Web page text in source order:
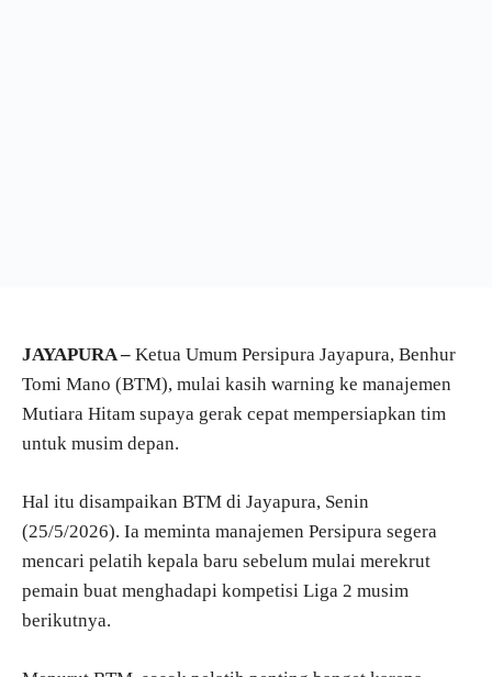
JAYAPURA – Ketua Umum Persipura Jayapura, Benhur
Tomi Mano (BTM), mulai kasih warning ke manajemen
Mutiara Hitam supaya gerak cepat mempersiapkan tim
untuk musim depan.
Hal itu disampaikan BTM di Jayapura, Senin
(25/5/2026). Ia meminta manajemen Persipura segera
mencari pelatih kepala baru sebelum mulai merekrut
pemain buat menghadapi kompetisi Liga 2 musim
berikutnya.